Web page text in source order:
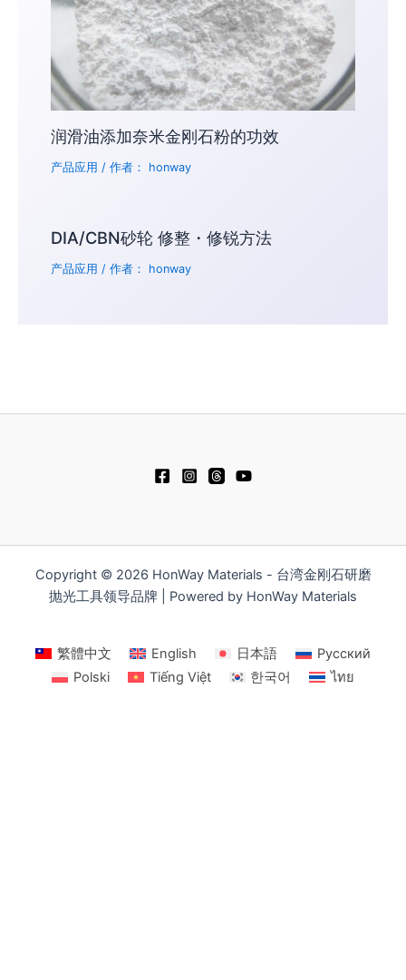
润滑油添加奈米金刚石粉的功效
产品应用 / 作者： honway
DIA/CBN砂轮 修整・修锐方法
产品应用 / 作者： honway
Copyright © 2026 HonWay Materials - 台湾金刚石研磨
抛光工具领导品牌 | Powered by HonWay Materials
繁體中文 English 日本語
Русский
Polski
Tiếng Việt 한국어 ไทย